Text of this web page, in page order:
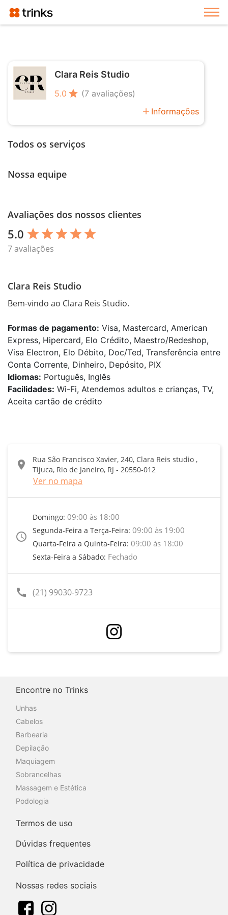
Clara Reis Studio
5.0 star (7 avaliações)
add Informações
Todos os serviços
Nossa equipe
Avaliações dos nossos clientes
5.0 star star star star star
7 avaliações
Clara Reis Studio
Bem-vindo ao Clara Reis Studio.
Formas de pagamento: Visa, Mastercard, American
Express, Hipercard, Elo Crédito, Maestro/Redeshop,
Visa Electron, Elo Débito, Doc/Ted, Transferência entre
Conta Corrente, Dinheiro, Depósito, PIX
Idiomas: Português, Inglês
Facilidades: Wi-Fi, Atendemos adultos e crianças, TV,
Aceita cartão de crédito
location_on
Rua São Francisco Xavier, 240, Clara Reis studio ,
Tijuca, Rio de Janeiro, RJ - 20550-012
Ver no mapa
access_time
Domingo: 09:00 às 18:00
Segunda-Feira a Terça-Feira: 09:00 às 19:00
Quarta-Feira a Quinta-Feira: 09:00 às 18:00
Sexta-Feira a Sábado: Fechado
call (21) 99030-9723
Encontre no Trinks
Unhas
Cabelos
Barbearia
Depilação
Maquiagem
Sobrancelhas
Massagem e Estética
Podologia
Termos de uso
Dúvidas frequentes
Política de privacidade
Nossas redes sociais